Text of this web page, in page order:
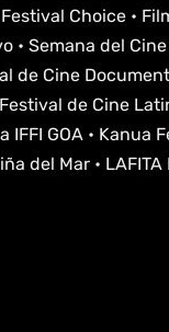
Choice •
Semana del
de Cine
de Cine
GOA • Kanua
del Mar •